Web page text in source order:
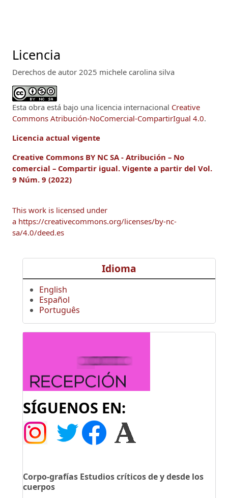
Licencia
Derechos de autor 2025 michele carolina silva
Esta obra está bajo una licencia internacional Creative
Commons Atribución-NoComercial-CompartirIgual 4.0.
Licencia actual vigente
Creative Commons BY NC SA - Atribución – No
comercial – Compartir igual. Vigente a partir del Vol.
9 Núm. 9 (2022)
This work is licensed under
a https://creativecommons.org/licenses/by-nc-
sa/4.0/deed.es
Idioma
English
Español
Português
SÍGUENOS EN:
Corpo-grafías Estudios críticos de y desde los
cuerpos